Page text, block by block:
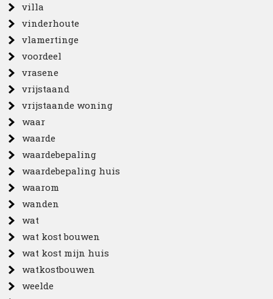
villa
vinderhoute
vlamertinge
voordeel
vrasene
vrijstaand
vrijstaande woning
waar
waarde
waardebepaling
waardebepaling huis
waarom
wanden
wat
wat kost bouwen
wat kost mijn huis
watkostbouwen
weelde